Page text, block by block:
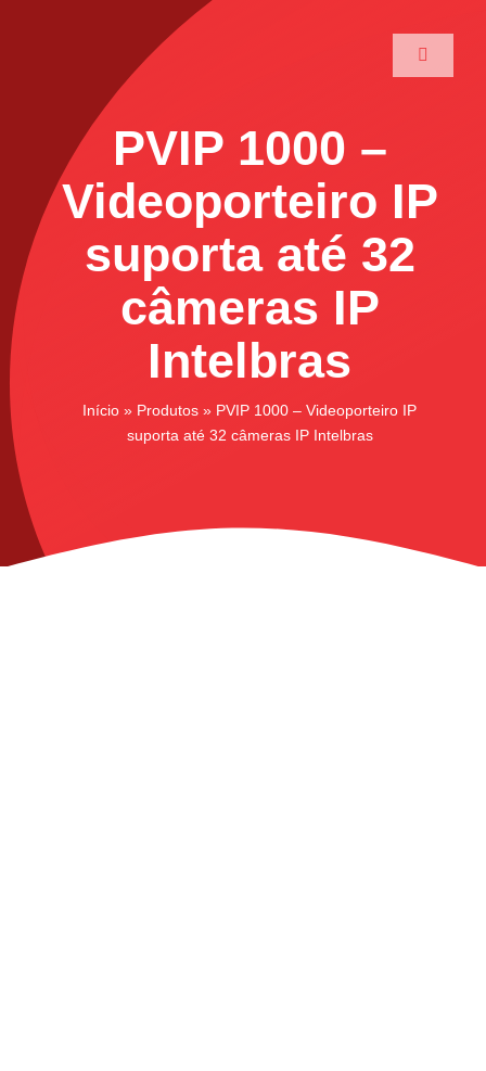
Toggle
A Maxtec
Serviços
Soluções
PVIP 1000 –
Videoporteiro IP
suporta até 32
câmeras IP
Intelbras
Início » Produtos » PVIP 1000 – Videoporteiro IP
suporta até 32 câmeras IP Intelbras